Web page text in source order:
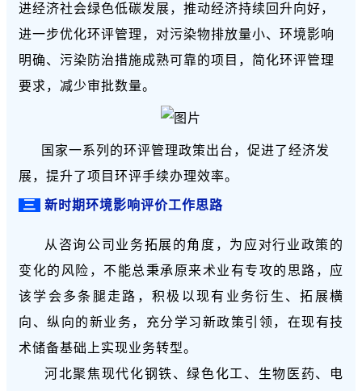
进经济社会绿色低碳发展，推动经济持续回升向好，
进一步优化环评管理，对污染物排放量小、环境影响
明确、污染防治措施成熟可靠的项目，简化环评管理
要求，减少审批数量。
国 家一系列的环评管理政策出台，促进了经济发
展，提升了项目环评手续办理效率。
三 新时期环境影响评价工作思路
从咨询公司业务拓展的角度，为应对行业政策的
变化的风险，不能总秉承原来术业有专攻的思路，应
该学会多条腿走路，积极以现有业务衍生、拓展横
向、纵向的新业务，充分学习新政策引领，在现有技
术储备基础上实现业务转型。
河北聚焦现代化钢铁、绿色化工、生物医药、电